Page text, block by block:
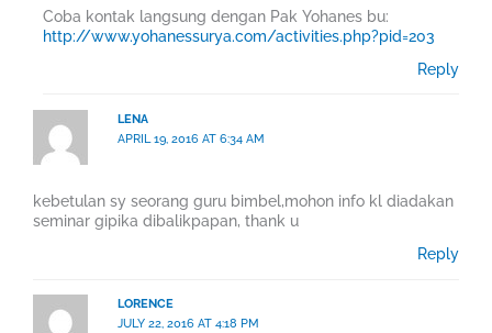
Coba kontak langsung dengan Pak Yohanes bu:
http://www.yohanessurya.com/activities.php?pid=203
Reply
LENA
APRIL 19, 2016 AT 6:34 AM
kebetulan sy seorang guru bimbel,mohon info kl diadakan
seminar gipika dibalikpapan, thank u
Reply
LORENCE
JULY 22, 2016 AT 4:18 PM